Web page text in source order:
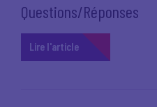
Questions/Réponses
Lire l'article